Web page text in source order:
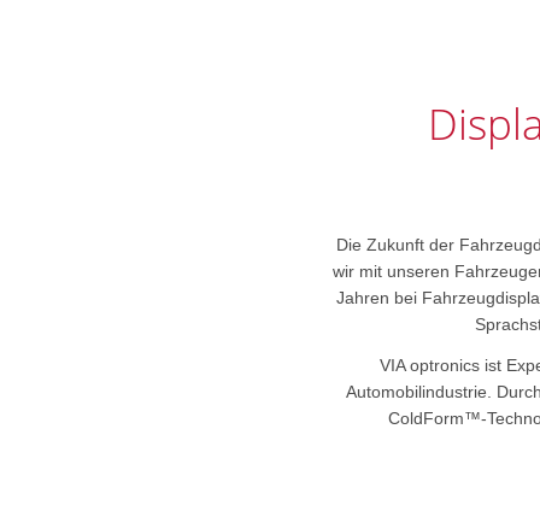
Die Zukunft der
wir mit unseren
Jahren bei
VIA optronics ist
Automobilindustrie.
ColdForm™-